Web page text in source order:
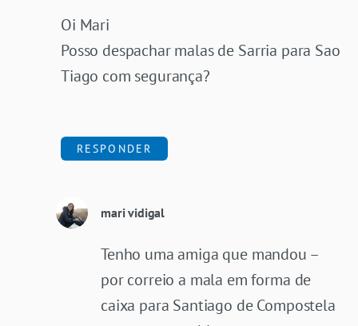
Oi Mari
Posso despachar malas de Sarria para Sao
Tiago com segurança?
RESPONDER
mari vidigal
Tenho uma amiga que mandou –
por correio a mala em forma de
caixa para Santiago de Compostela